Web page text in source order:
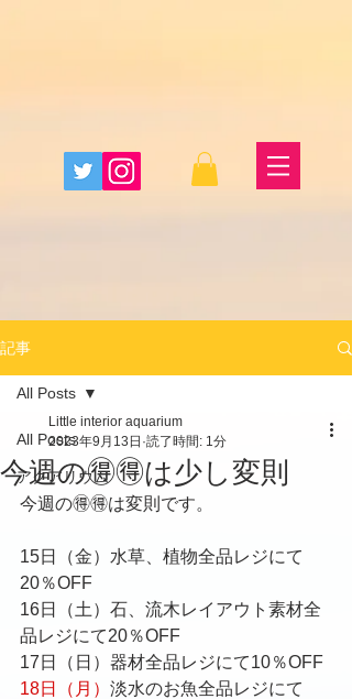
記事
All Posts
アクアリウム
All Posts
今週の🉐🉐は少し変則
Little interior aquarium
2023年9月13日 読了時間: 1分
今週の🉐🉐は変則です。
15日（金）水草、植物全品レジにて
20％OFF
16日（土）石、流木レイアウト素材全
品レジにて20％OFF
17日（日）器材全品レジにて10％OFF
18日（月） 淡水のお魚全品レジにて